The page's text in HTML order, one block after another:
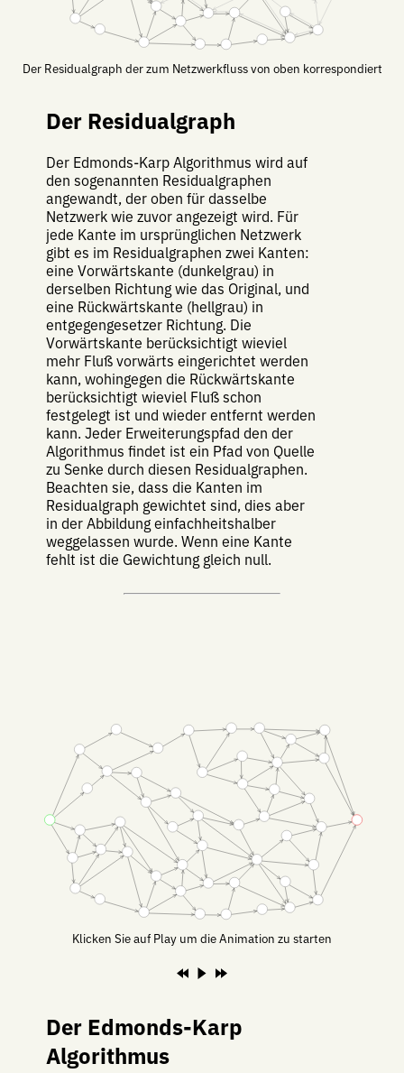
Der Residualgraph der zum Netzwerkfluss von oben korrespondiert
Der Residualgraph
Der Edmonds-Karp Algorithmus wird auf
den sogenannten Residualgraphen
angewandt, der oben für dasselbe
Netzwerk wie zuvor angezeigt wird. Für
jede Kante im ursprünglichen Netzwerk
gibt es im Residualgraphen zwei Kanten:
eine Vorwärtskante (dunkelgrau) in
derselben Richtung wie das Original, und
eine Rückwärtskante (hellgrau) in
entgegengesetzer Richtung. Die
Vorwärtskante berücksichtigt wieviel
mehr Fluß vorwärts eingerichtet werden
kann, wohingegen die Rückwärtskante
berücksichtigt wieviel Fluß schon
festgelegt ist und wieder entfernt werden
kann. Jeder Erweiterungspfad den der
Algorithmus findet ist ein Pfad von Quelle
zu Senke durch diesen Residualgraphen.
Beachten sie, dass die Kanten im
Residualgraph gewichtet sind, dies aber
in der Abbildung einfachheitshalber
weggelassen wurde. Wenn eine Kante
fehlt ist die Gewichtung gleich null.
Klicken Sie auf Play um die Animation zu starten
Der Edmonds-Karp
Algorithmus